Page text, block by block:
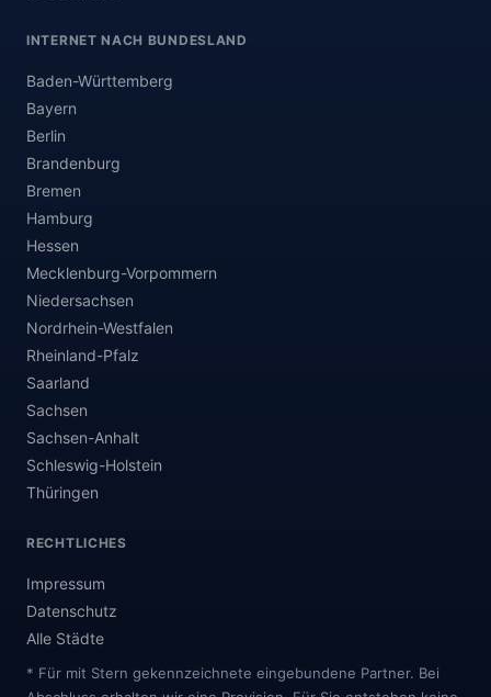
INTERNET NACH BUNDESLAND
Baden-Württemberg
Bayern
Berlin
Brandenburg
Bremen
Hamburg
Hessen
Mecklenburg-Vorpommern
Niedersachsen
Nordrhein-Westfalen
Rheinland-Pfalz
Saarland
Sachsen
Sachsen-Anhalt
Schleswig-Holstein
Thüringen
RECHTLICHES
Impressum
Datenschutz
Alle Städte
* Für mit Stern gekennzeichnete eingebundene Partner. Bei